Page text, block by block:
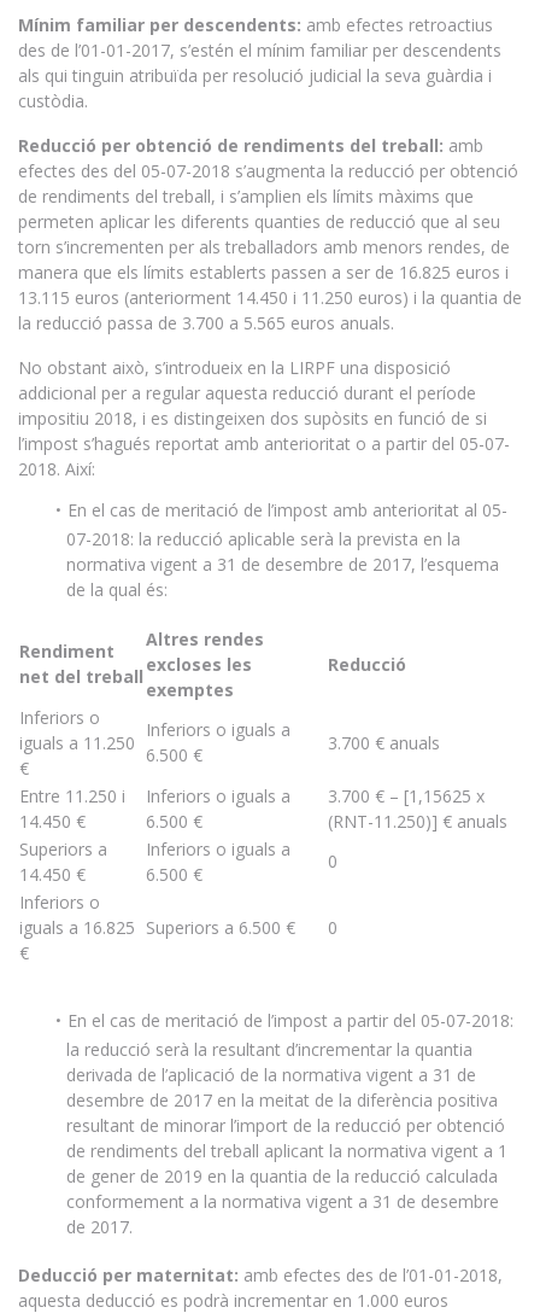
Mínim familiar per descendents: amb efectes retroactius
des de l’01-01-2017, s’estén el mínim familiar per descendents
als qui tinguin atribuïda per resolució judicial la seva guàrdia i
custòdia.
Reducció per obtenció de rendiments del treball: amb
efectes des del 05-07-2018 s’augmenta la reducció per obtenció
de rendiments del treball, i s’amplien els límits màxims que
permeten aplicar les diferents quanties de reducció que al seu
torn s’incrementen per als treballadors amb menors rendes, de
manera que els límits establerts passen a ser de 16.825 euros i
13.115 euros (anteriorment 14.450 i 11.250 euros) i la quantia de
la reducció passa de 3.700 a 5.565 euros anuals.
No obstant això, s’introdueix en la LIRPF una disposició
addicional per a regular aquesta reducció durant el període
impositiu 2018, i es distingeixen dos supòsits en funció de si
l’impost s’hagués reportat amb anterioritat o a partir del 05-07-
2018. Així:
En el cas de meritació de l’impost amb anterioritat al 05-
07-2018: la reducció aplicable serà la prevista en la
normativa vigent a 31 de desembre de 2017, l’esquema
de la qual és:
Rendiment
net del treball
Altres rendes
excloses les
exemptes
Reducció
Inferiors o
iguals a 11.250
€
Inferiors o iguals a
6.500 €
3.700 € anuals
Entre 11.250 i
14.450 €
Inferiors o iguals a
6.500 €
3.700 € – [1,15625 x
(RNT-11.250)] € anuals
Superiors a
14.450 €
Inferiors o iguals a
6.500 €
0
Inferiors o
iguals a 16.825
€
Superiors a 6.500 € 0
En el cas de meritació de l’impost a partir del 05-07-2018:
la reducció serà la resultant d’incrementar la quantia
derivada de l’aplicació de la normativa vigent a 31 de
desembre de 2017 en la meitat de la diferència positiva
resultant de minorar l’import de la reducció per obtenció
de rendiments del treball aplicant la normativa vigent a 1
de gener de 2019 en la quantia de la reducció calculada
conformement a la normativa vigent a 31 de desembre
de 2017.
Deducció per maternitat: amb efectes des de l’01-01-2018,
aquesta deducció es podrà incrementar en 1.000 euros